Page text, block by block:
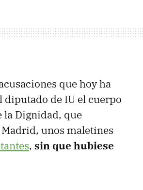
que hoy ha
diputado de IU el cuerpo
la Dignidad, que
unos maletines
, sin que hubiese